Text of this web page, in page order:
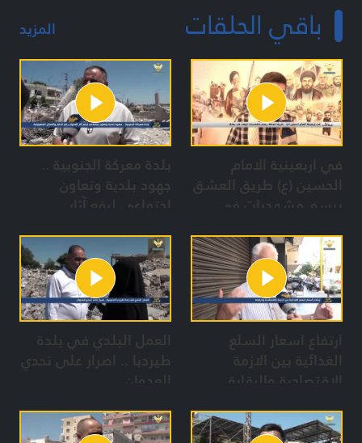
باقي الحلقات المزيد
في اربعينية الامام
الحسين (ع) طريق العشق
يرسم مشهديات في
بلدة معركة الجنوبية ..
جهود بلدية وتعاون
إجتماعي لرفع آثار
والمجازر الصهيونية
ارتفاع اسعار السلع
الغذائية بين الازمة
الاقتصادية والرقابة
العمل البلدي في بلدة
طيردبا .. اصرار على تحدي
العدوان